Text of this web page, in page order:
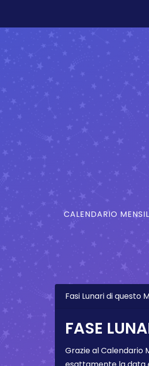
CALENDARIO
Fasi Lunari di questo
FASE
Grazie al Calendario